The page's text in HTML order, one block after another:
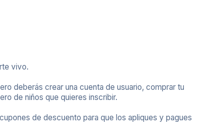
vivo.
deberás crear una cuenta de usuario, comprar tu
de niños que quieres inscribir.
de descuento para que los apliques y pagues